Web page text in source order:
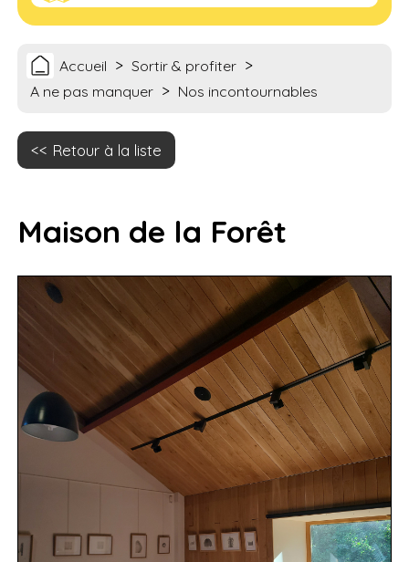
Accueil > Sortir & profiter >
A ne pas manquer > Nos incontournables
Retour à la liste
Maison de la Forêt